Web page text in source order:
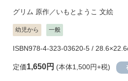
グリム 原作／いもとようこ 文絵
幼児から 一般
ISBN978-4-323-03620-5 /
定価1,650円 (本体1,500円+税)